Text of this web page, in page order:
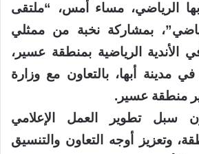
الرياضي، مساء أمس، “ملتقى
بمشاركة نخبة من ممثلي
في الأندية الرياضية بمنطقة عسير،
مدينة أبها، بالتعاون مع وزارة
منطقة عسير.
سبل تطوير العمل الإعلامي
وتعزيز أوجه التعاون والتنسيق